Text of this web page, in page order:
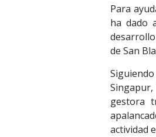
Para
ha dado
de San
gestora
actividad